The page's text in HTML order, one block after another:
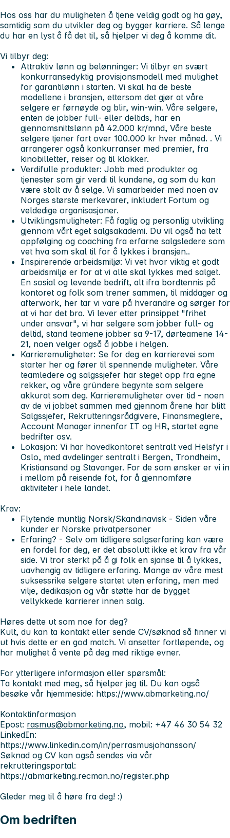
Hos oss har du muligheten å tjene veldig godt og ha gøy,
samtidig som du utvikler deg og bygger karriere. Så lenge
du har en lyst å få det til, så hjelper vi deg å komme dit.
Vi tilbyr deg:
Attraktiv lønn og belønninger: Vi tilbyr en svært
konkurransedyktig provisjonsmodell med mulighet
for garantilønn i starten. Vi skal ha de beste
modellene i bransjen, ettersom det gjør at våre
selgere er førnøyde og blir, win-win. Våre selgere,
enten de jobber full- eller deltids, har en
gjennomsnittslønn på 42.000 kr/mnd, Våre beste
selgere tjener fort over 100.000 kr hver måned. . Vi
arrangerer også konkurranser med premier, fra
kinobilletter, reiser og til klokker.
Verdifulle produkter: Jobb med produkter og
tjenester som gir verdi til kundene, og som du kan
være stolt av å selge. Vi samarbeider med noen av
Norges største merkevarer, inkludert Fortum og
veldedige organisasjoner.
Utviklingsmuligheter: Få faglig og personlig utvikling
gjennom vårt eget salgsakademi. Du vil også ha tett
oppfølging og coaching fra erfarne salgsledere som
vet hva som skal til for å lykkes i bransjen..
Inspirerende arbeidsmiljø: Vi vet hvor viktig et godt
arbeidsmiljø er for at vi alle skal lykkes med salget.
En sosial og levende bedrift, alt ifra bordtennis på
kontoret og folk som trener sammen, til middager og
afterwork, her tar vi vare på hverandre og sørger for
at vi har det bra. Vi lever etter prinsippet "frihet
under ansvar", vi har selgere som jobber full- og
deltid, stand teamene jobber sa 9-17, dørteamene 14-
21, noen velger også å jobbe i helgen.
Karrieremuligheter: Se for deg en karrierevei som
starter her og fører til spennende muligheter. Våre
teamledere og salgssjefer har steget opp fra egne
rekker, og våre gründere begynte som selgere
akkurat som deg. Karrieremuligheter over tid - noen
av de vi jobbet sammen med gjennom årene har blitt
Salgssjefer, Rekrutteringsrådgivere, Finansmeglere,
Account Manager innenfor IT og HR, startet egne
bedrifter osv.
Lokasjon: Vi har hovedkontoret sentralt ved Helsfyr i
Oslo, med avdelinger sentralt i Bergen, Trondheim,
Kristiansand og Stavanger. For de som ønsker er vi in
i mellom på reisende fot, for å gjennomføre
aktiviteter i hele landet.
Krav:
Flytende muntlig Norsk/Skandinavisk - Siden våre
kunder er Norske privatpersoner
Erfaring? - Selv om tidligere salgserfaring kan være
en fordel for deg, er det absolutt ikke et krav fra vår
side. Vi tror sterkt på å gi folk en sjanse til å lykkes,
uavhengig av tidligere erfaring. Mange av våre mest
suksessrike selgere startet uten erfaring, men med
vilje, dedikasjon og vår støtte har de bygget
vellykkede karrierer innen salg.
Høres dette ut som noe for deg?
Kult, du kan ta kontakt eller sende CV/søknad så finner vi
ut hvis dette er en god match. Vi ansetter fortløpende, og
har mulighet å vente på deg med riktige evner.
For ytterligere informasjon eller spørsmål:
Ta kontakt med meg, så hjelper jeg til. Du kan også
besøke vår hjemmeside: https://www.abmarketing.no/
Kontaktinformasjon
Epost: rasmus@abmarketing.no, mobil: +47 46 30 54 32
LinkedIn:
https://www.linkedin.com/in/perrasmusjohansson/
Søknad og CV kan også sendes via vår
rekrutteringsportal:
https://abmarketing.recman.no/register.php
Gleder meg til å høre fra deg! :)
Om bedriften